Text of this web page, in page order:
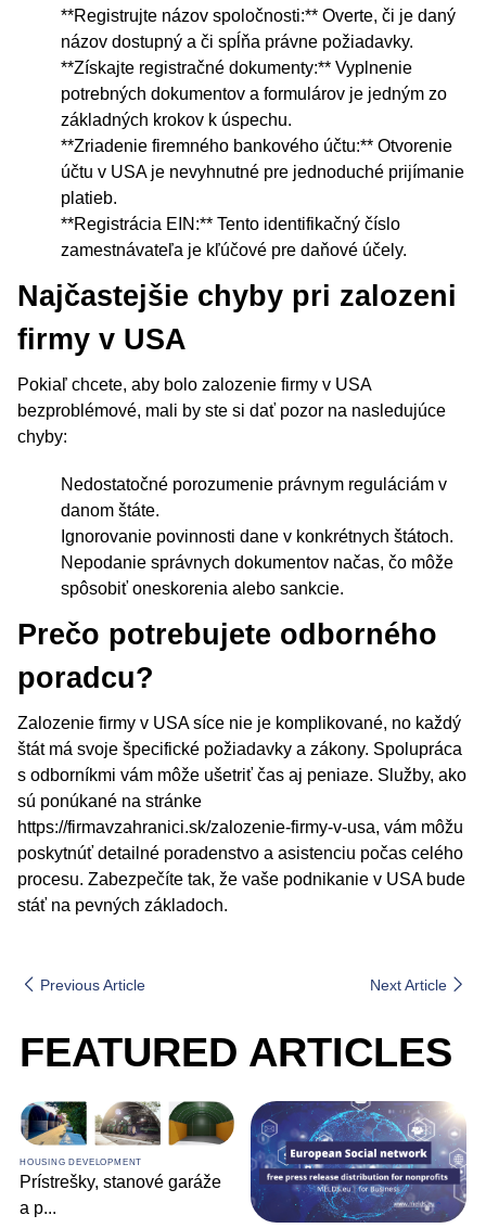
**Registrujte názov spoločnosti:** Overte, či je daný
názov dostupný a či spĺňa právne požiadavky.
**Získajte registračné dokumenty:** Vyplnenie
potrebných dokumentov a formulárov je jedným zo
základných krokov k úspechu.
**Zriadenie firemného bankového účtu:** Otvorenie
účtu v USA je nevyhnutné pre jednoduché prijímanie
platieb.
**Registrácia EIN:** Tento identifikačný číslo
zamestnávateľa je kľúčové pre daňové účely.
Najčastejšie chyby pri zalozeni
firmy v USA
Pokiaľ chcete, aby bolo zalozenie firmy v USA
bezproblémové, mali by ste si dať pozor na nasledujúce
chyby:
Nedostatočné porozumenie právnym reguláciám v
danom štáte.
Ignorovanie povinnosti dane v konkrétnych štátoch.
Nepodanie správnych dokumentov načas, čo môže
spôsobiť oneskorenia alebo sankcie.
Prečo potrebujete odborného
poradcu?
Zalozenie firmy v USA síce nie je komplikované, no každý
štát má svoje špecifické požiadavky a zákony. Spolupráca
s odborníkmi vám môže ušetriť čas aj peniaze. Služby, ako
sú ponúkané na stránke
https://firmavzahranici.sk/zalozenie-firmy-v-usa, vám môžu
poskytnúť detailné poradenstvo a asistenciu počas celého
procesu. Zabezpečíte tak, že vaše podnikanie v USA bude
stáť na pevných základoch.
Previous Article Next Article
FEATURED ARTICLES
HOUSING DEVELOPMENT
Prístrešky, stanové garáže
a p...